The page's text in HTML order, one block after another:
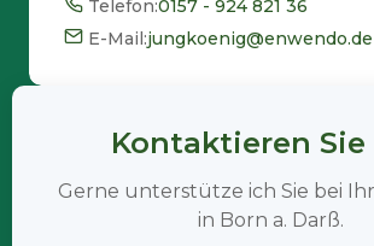
Telefon:0157 - 924 821 36
E-Mail:jungkoenig@enwendo.de
Kontaktieren Sie
Gerne unterstütze ich Sie bei
in Born a. Darß.